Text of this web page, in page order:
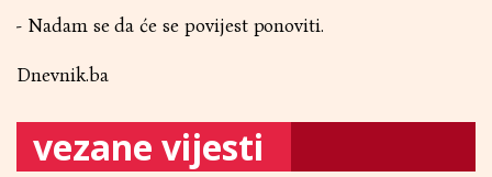
- Nadam se da će se povijest ponoviti.
Dnevnik.ba
vezane vijesti